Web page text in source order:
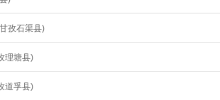
孜石渠县)
理塘县)
道孚县)